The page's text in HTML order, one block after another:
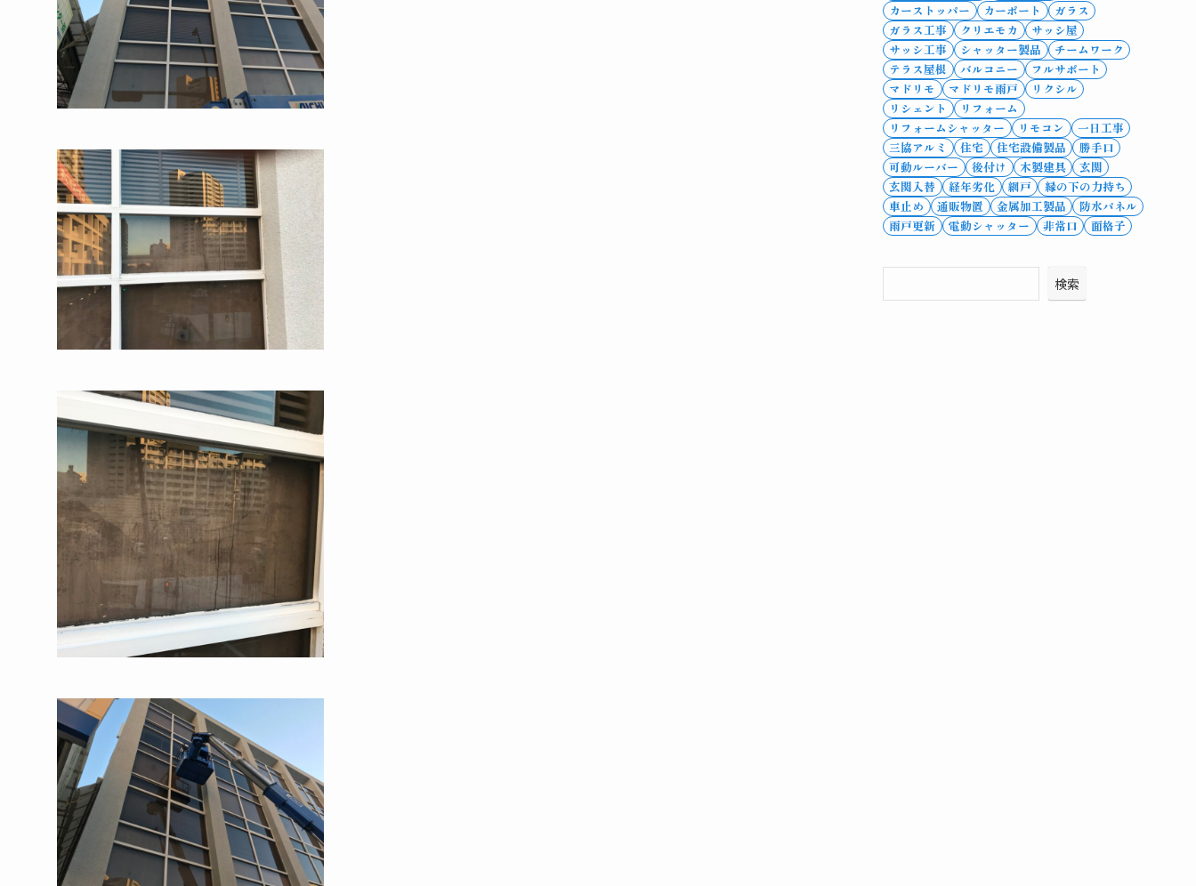
カーストッパー
カーポート
ガラス
ガラス工事
クリエモカ
サッシ屋
サッシ工事
シャッター製品
チームワーク
テラス屋根
バルコニー
フルサポート
マドリモ
マドリモ雨戸
リクシル
リシェント
リフォーム
リフォームシャッター
リモコン
一日工事
三協アルミ
住宅 住宅設備製品
勝手口
可動ルーバー
後付け 木製建具
玄関
玄関入替
経年劣化 網戸
縁の下の力持ち
車止め
通販物置 金属加工製品
防水パネル
雨戸更新
電動シャッター 非常口 面格子
検索